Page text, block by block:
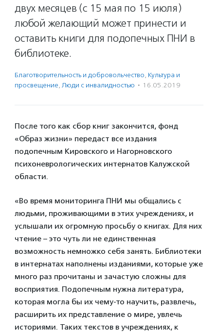
двух месяцев (с 15 мая по 15 июля)
любой желающий может принести и
оставить книги для подопечных ПНИ в
библиотеке.
Благотвори­тель­ность и доброволь­чест­во, Культура и
просвещение, Люди с инвалидностью · 16.05.2019
После того как сбор книг закончится, фонд
«Образ жизни» передаст все издания
подопечным Кировского и Нагорновского
психоневрологических интернатов Калужской
области.
«Во время мониторинга ПНИ мы общались с
людьми, проживающими в этих учреждениях, и
услышали их огромную просьбу о книгах. Для них
чтение – это чуть ли не единственная
возможность немножко себя занять. Библиотеки
в интернатах наполнены изданиями, которые уже
много раз прочитаны и зачастую сложны для
восприятия. Подопечным нужна литература,
которая могла бы их чему-то научить, развлечь,
расширить их представление о мире, увлечь
историями. Таких текстов в учреждениях, к